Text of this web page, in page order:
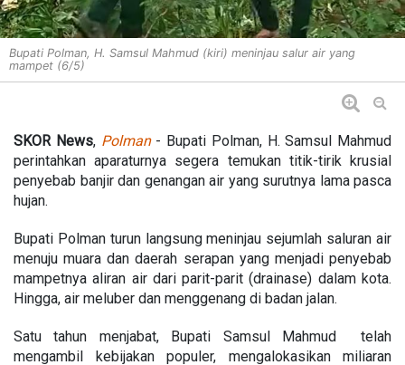
Bupati Polman, H. Samsul Mahmud (kiri) meninjau salur air yang
mampet (6/5)
SKOR News, Polman- Bupati Polman, H. Samsul Mahmud
perintahkan aparaturnya segera temukan titik-tirik krusial
penyebab banjir dan genangan air yang surutnya lama pasca
hujan.
Bupati Polman turun langsung meninjau sejumlah saluran air
menuju muara dan daerah serapan yang menjadi penyebab
mampetnya aliran air dari parit-parit (drainase) dalam kota.
Hingga, air meluber dan menggenang di badan jalan.
Satu tahun menjabat, Bupati Samsul Mahmud telah
mengambil kebijakan populer, mengalokasikan miliaran